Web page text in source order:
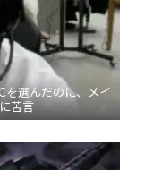
を選んだのに、メイ
苦言